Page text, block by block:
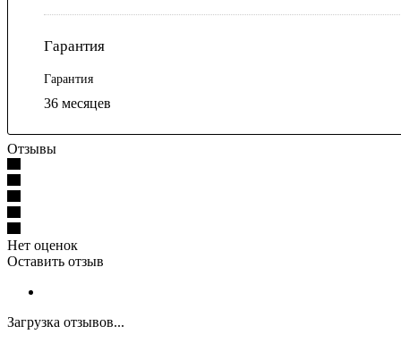
Гарантия
Гарантия
36 месяцев
Отзывы
Нет оценок
Оставить отзыв
Загрузка отзывов...